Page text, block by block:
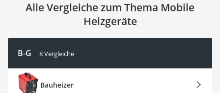
Alle Vergleiche zum Thema Mobile
Heizgeräte
B-G 8 Vergleiche
Bauheizer